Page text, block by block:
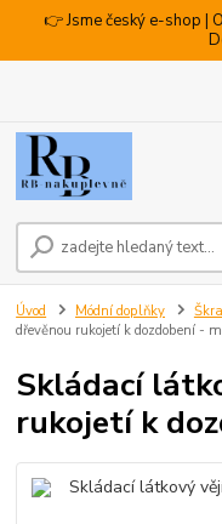
👉 Jsme český e-shop |
Úvod Módní doplňky
dřevěnou rukojetí k dozdobení -
Skládací
rukojetí k